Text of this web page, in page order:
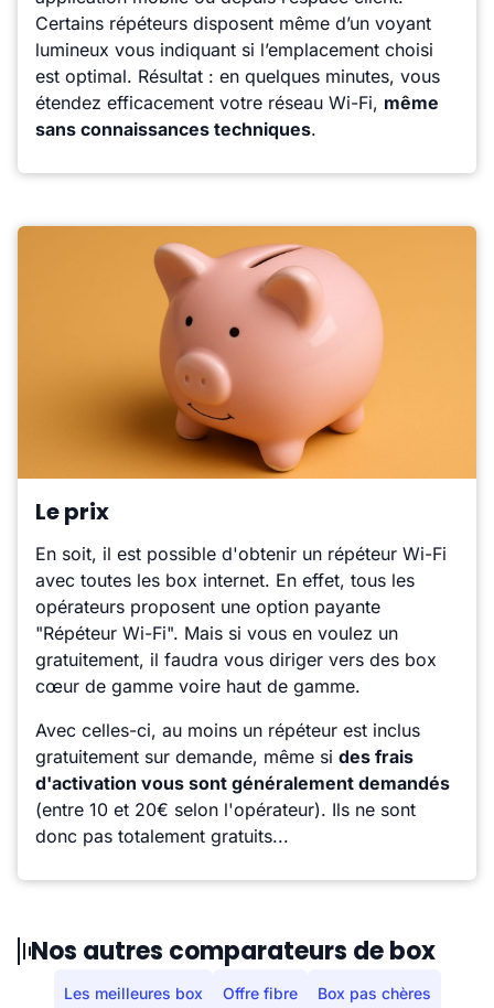
Certains répéteurs disposent même d’un voyant
lumineux vous indiquant si l’emplacement choisi
est optimal. Résultat : en quelques minutes, vous
étendez efficacement votre réseau Wi-Fi, même
sans connaissances techniques.
Le prix
En soit, il est possible d'obtenir un répéteur Wi-Fi
avec toutes les box internet. En effet, tous les
opérateurs proposent une option payante
"Répéteur Wi-Fi". Mais si vous en voulez un
gratuitement, il faudra vous diriger vers des box
cœur de gamme voire haut de gamme.
Avec celles-ci, au moins un répéteur est inclus
gratuitement sur demande, même si des frais
d'activation vous sont généralement demandés
(entre 10 et 20€ selon l'opérateur). Ils ne sont
donc pas totalement gratuits...
Nos autres comparateurs de box
Les meilleures box Offre fibre Box pas chères